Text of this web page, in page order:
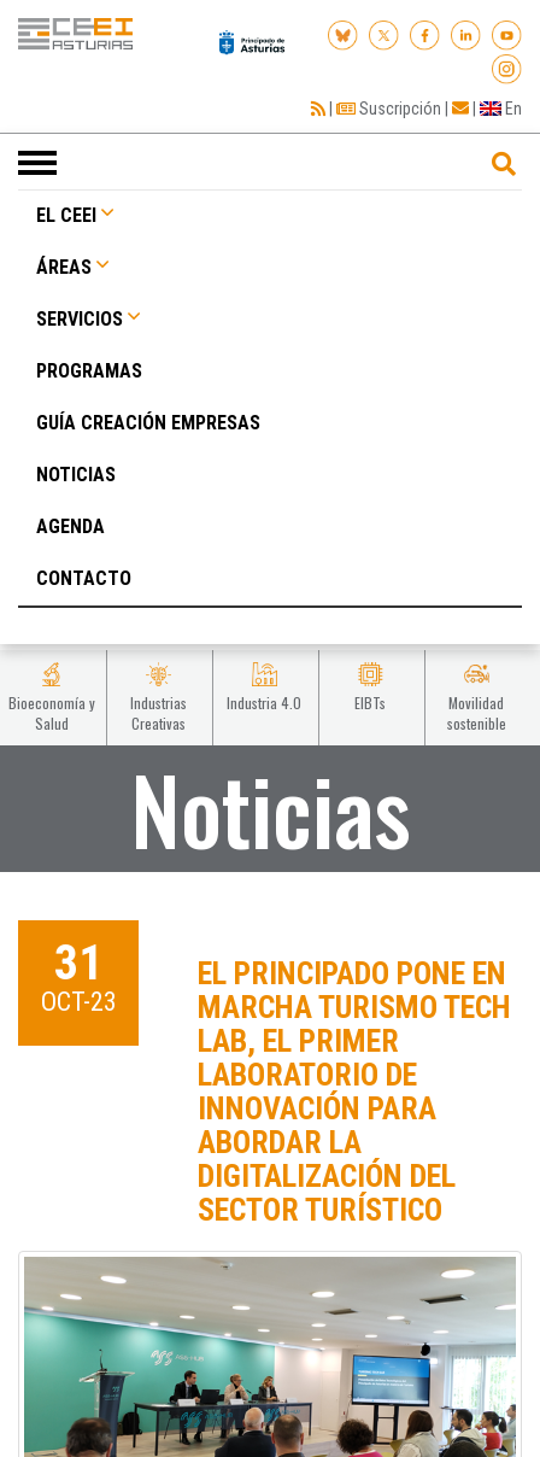
| Suscripción | | En
Toggle
navigation
EL CEEI
ÁREAS
SERVICIOS
PROGRAMAS
GUÍA CREACIÓN EMPRESAS
NOTICIAS
AGENDA
CONTACTO
Bioeconomía y
Salud
Industrias
Creativas
Industria 4.0 EIBTs
Movilidad
sostenible
Noticias
31
OCT-23
EL PRINCIPADO PONE EN
MARCHA TURISMO TECH
LAB, EL PRIMER
LABORATORIO DE
INNOVACIÓN PARA
ABORDAR LA
DIGITALIZACIÓN DEL
SECTOR TURÍSTICO